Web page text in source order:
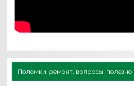
Поломки, ремонт, вопросы, полезно